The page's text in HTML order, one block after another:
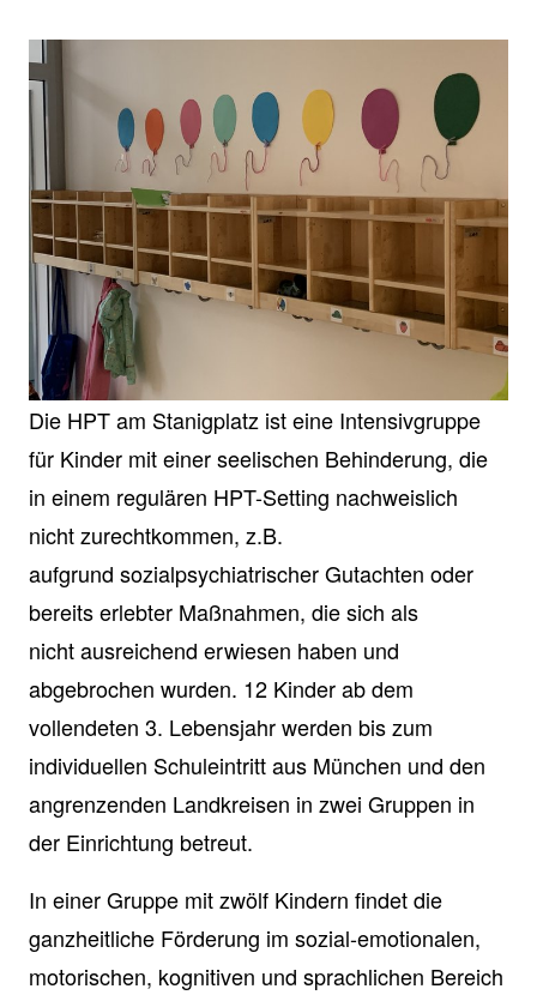
Die HPT am Stanigplatz ist eine Intensivgruppe
für Kinder mit einer seelischen Behinderung, die
in einem regulären HPT-Setting nachweislich
nicht zurechtkommen, z.B.
aufgrund sozialpsychiatrischer Gutachten oder
bereits erlebter Maßnahmen, die sich als
nicht ausreichend erwiesen haben und
abgebrochen wurden. 12 Kinder ab dem
vollendeten 3. Lebensjahr werden bis zum
individuellen Schuleintritt aus München und den
angrenzenden Landkreisen in zwei Gruppen in
der Einrichtung betreut.
In einer Gruppe mit zwölf Kindern findet die
ganzheitliche Förderung im sozial-emotionalen,
motorischen, kognitiven und sprachlichen Bereich